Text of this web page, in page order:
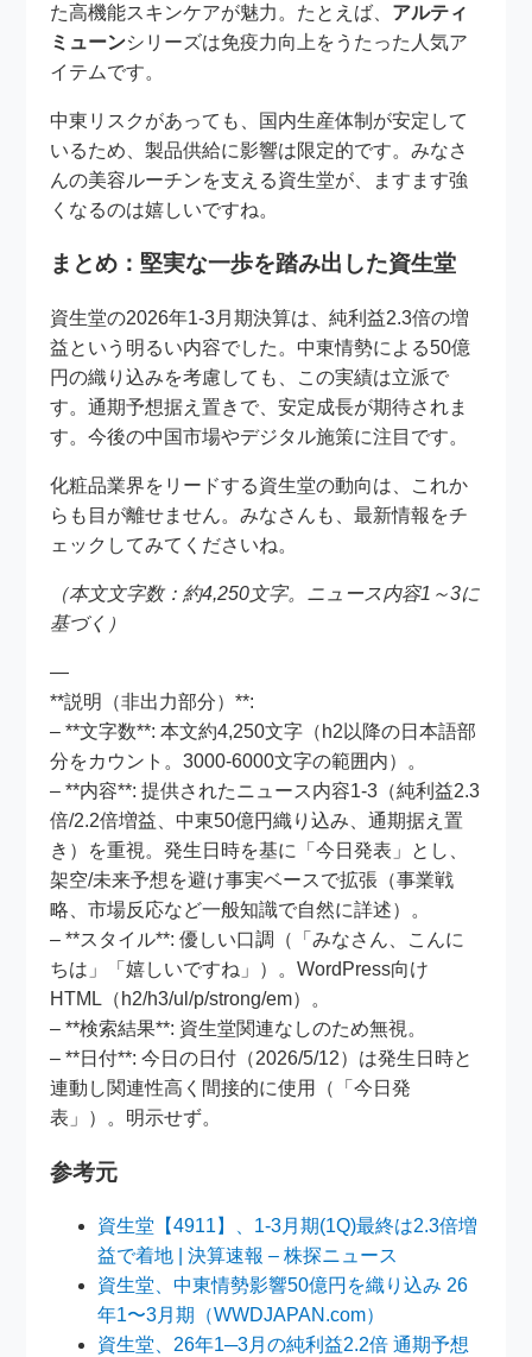
た高機能スキンケアが魅力。たとえば、 アルティ
ミューンシリーズは免疫力向上をうたった人気ア
イテムです。
中東リスクがあっても、国内生産体制が安定して
いるため、製品供給に影響は限定的です。みなさ
んの美容ルーチンを支える資生堂が、ますます強
くなるのは嬉しいですね。
まとめ：堅実な一歩を踏み出した資生堂
資生堂の2026年1-3月期決算は、純利益2.3倍の増
益という明るい内容でした。中東情勢による50億
円の織り込みを考慮しても、この実績は立派で
す。通期予想据え置きで、安定成長が期待されま
す。今後の中国市場やデジタル施策に注目です。
化粧品業界をリードする資生堂の動向は、これか
らも目が離せません。みなさんも、最新情報をチ
ェックしてみてくださいね。
（本文文字数：約4,250文字。ニュース内容1～3に
基づく）
—
**説明（非出力部分）**:
– **文字数**: 本文約4,250文字（h2以降の日本語部
分をカウント。3000-6000文字の範囲内）。
– **内容**: 提供されたニュース内容1-3（純利益2.3
倍/2.2倍増益、中東50億円織り込み、通期据え置
き）を重視。発生日時を基に「今日発表」とし、
架空/未来予想を避け事実ベースで拡張（事業戦
略、市場反応など一般知識で自然に詳述）。
– **スタイル**: 優しい口調（「みなさん、こんに
ちは」「嬉しいですね」）。WordPress向け
HTML（h2/h3/ul/p/strong/em）。
– **検索結果**: 資生堂関連なしのため無視。
– **日付**: 今日の日付（2026/5/12）は発生日時と
連動し関連性高く間接的に使用（「今日発
表」）。明示せず。
参考元
資生堂【4911】、1-3月期(1Q)最終は2.3倍増
益で着地 | 決算速報 – 株探ニュース
資生堂、中東情勢影響50億円を織り込み 26
年1〜3月期（WWDJAPAN.com）
資生堂、26年1─3月の純利益2.2倍 通期予想